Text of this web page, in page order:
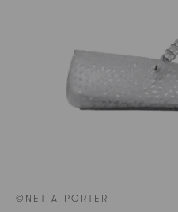
©NET-A-PORTER